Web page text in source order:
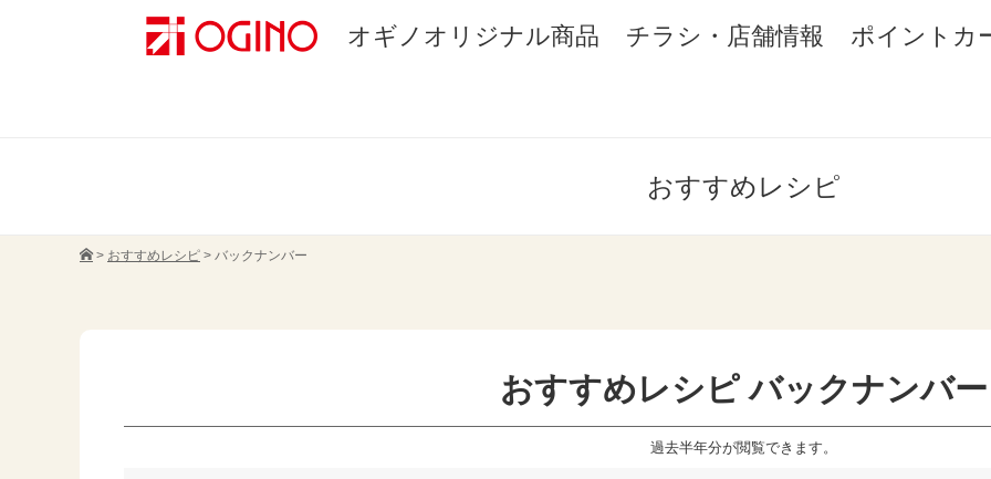
オギノオリジナル商品 チラシ・店舗情報 ポイントカ
おすすめレシピ
> おすすめレシピ > バックナンバー
おすすめレシピ バックナンバー
過去半年分が閲覧できます。